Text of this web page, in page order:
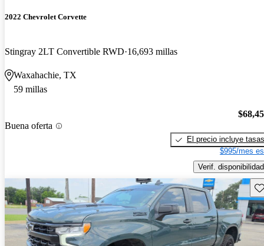
2022 Chevrolet Corvette
Stingray 2LT Convertible RWD 16,693 millas
Waxahachie, TX
59 millas
Buena oferta
El precio incluye tasas
$995/mes
Verif. disponibilidad